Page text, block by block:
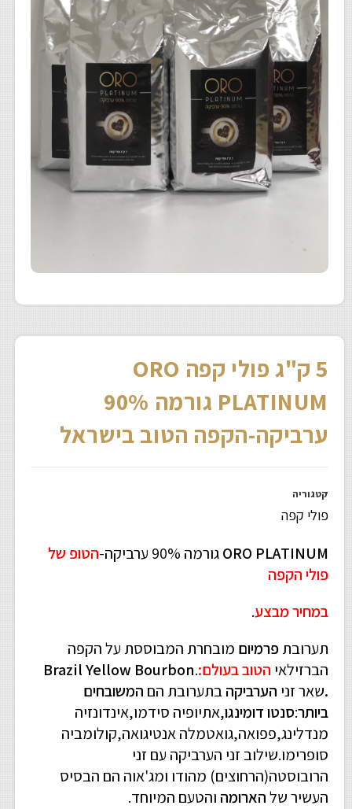
5 ק"ג פולי קפה ORO
PLATINUM גורמה 90%
ערביקה-הקפה הטוב בישראל
קטגוריה
פולי קפה
ORO PLATINUMגורמה 90% ערביקה-
הטופ של
פולי הקפה
במחיר מבצע.
תערובתפרמיום מובחרת המבוססת על הקפה
הברזילאי הטוב בעולם:.
Brazil Yellow Bourbon
.שאר זני הערביקהבתערובת הם המשובחים
ביותר:סנטו דומינגו,אתיופיה סידמו,אינדונזיה
מנדלינג,פפואה,גואטמלה אנטיגואה,קולומביה
סופרימו.שילוב זני הערביקה עם זני
הרובוסטה(הרחוצים) מהודו ומג'אוה הם הבסיס
העשיר שלהארומה והטעם המיוחד.